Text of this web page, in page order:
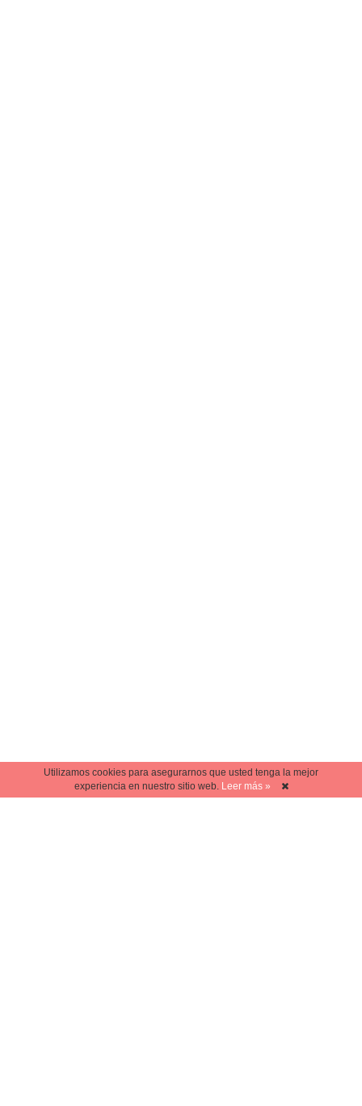
Utilizamos cookies para asegurarnos que usted tenga la mejor
experiencia en nuestro sitio web. Leer más »